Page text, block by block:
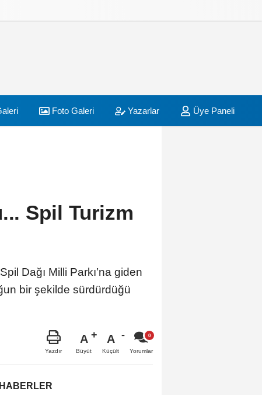
Foto Galeri Yazarlar Üye Paneli
Spil Turizm
Dağı Milli Parkı’na giden
bir şekilde sürdürdüğü
Yazdır
A
Büyüt
A
Küçült Yorumlar